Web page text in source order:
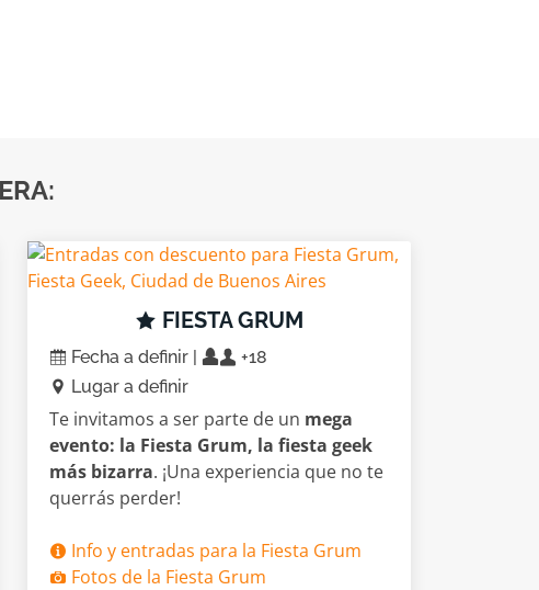
FIESTA GRUM
Fecha a definir |
+18
Lugar a definir
Te invitamos a ser parte de un mega
evento: la Fiesta Grum, la fiesta geek
más bizarra. ¡Una experiencia que no te
querrás perder!
Info y entradas para la Fiesta Grum
Fotos de la Fiesta Grum